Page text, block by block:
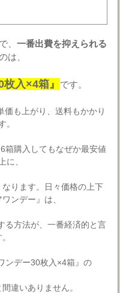
、一番出費を抑えられる
は、
入×4箱』 です。
価も上がり、送料もかかり
。
箱購入してもなぜか最安値
に、
ります。日々価格の上下
ンデー』は、
る方法が、一番経済的と言
ンデー30枚入×4箱』の
違いありません。